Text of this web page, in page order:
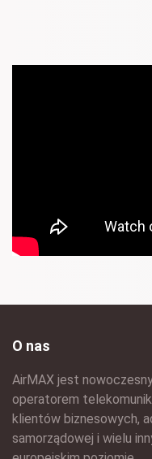
O nas
AirMAX jest
operatorem
klientów biznesowych,
samorządowej i wielu